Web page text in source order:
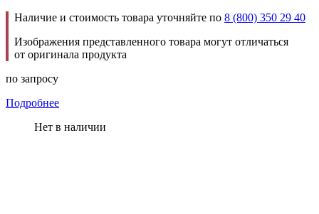
Наличие и стоимость товара уточняйте по 8 (800) 350 29 40
Изображения представленного товара могут отличаться
от оригинала продукта
по запросу
Подробнее
Нет в наличии